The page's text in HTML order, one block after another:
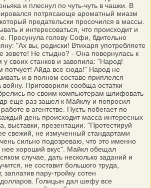
и плеснул по чуть-чуть в чашки. В
потрясающе ароматный миазм
предательски просочился в массы.
и интересоваться, что происходит и
Просунула голову Софи, бдительно
"Ах вы, редиски! Втихаря употребляете
зовете! Не стыдно? - Она повернулась к
своих станков и завопила: "Народ!
потчует! Айда все сюда!" Народ не
и в полном составе приплелся
войну. Приговорили сообща остатки
по своим компьютерам шлифовать
еще раз зашел к Майклу и попросил
в агентстве. Пусть побегает по
день происходит масса интересных
выставки, презентации. "Протестируй
свежий, не измученный стандартами
сильно подозреваю, что это именно
нее хороший вкус". Майкл обещал
случае, дать несколько заданий и
не составит большого труда,
заплатив пару-тройку сотен
Голицын дал шефу все